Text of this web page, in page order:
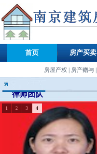
首页 房产买卖
房屋产权 房产赠与
律师团队
1 2 3 4